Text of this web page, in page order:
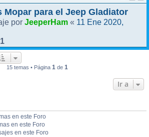
Mopar para el Jeep Gladiator
por JeeperHam « 11 Ene 2020,
1
15 temas • Página 1 de 1
Ir a
en este Foro
en este Foro
en este Foro